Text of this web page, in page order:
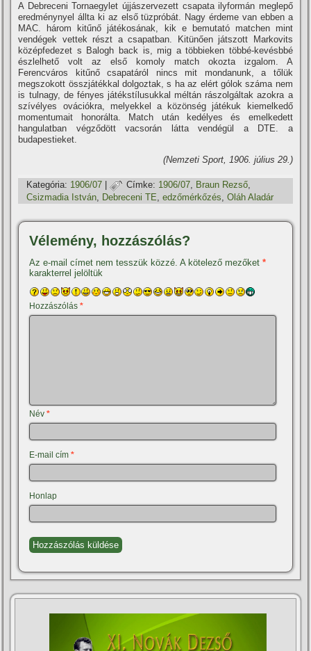
A Debreceni Tornaegylet újjászervezett csapata ilyformán meglepő
eredménynyel állta ki az első tüzpróbát. Nagy érdeme van ebben a
MAC. három kitűnő játékosának, kik e bemutató matchen mint
vendégek vettek részt a csapatban. Kitünően játszott Markovits
középfedezet s Balogh back is, mig a többieken többé-kevésbbé
észlelhető volt az első komoly match okozta izgalom. A
Ferencváros kitűnő csapatáról nincs mit mondanunk, a tőlük
megszokott összjátékkal dolgoztak, s ha az elért gólok száma nem
is tulnagy, de fényes játékstí­lusukkal méltán rászolgáltak azokra a
szí­vélyes ovációkra, melyekkel a közönség játékuk kiemelkedő
momentumait honorálta. Match után kedélyes és emelkedett
hangulatban végződött vacsorán látta vendégül a DTE. a
budapestieket.
(Nemzeti Sport, 1906. július 29.)
Kategória: 1906/07 | Címke: 1906/07, Braun Rezső,
Csizmadia István, Debreceni TE,edzőmérkőzés,Oláh Aladár
Vélemény, hozzászólás?
Az e-mail címet nem tesszük közzé. A kötelező mezőket*
karakterrel jelöltük
Hozzászólás*
Név*
E-mail cím*
Honlap